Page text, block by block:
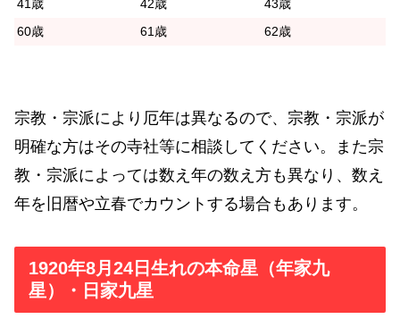
41歳
42歳
43歳
60歳
61歳 62歳
宗教・宗派により厄年は異なるので、宗教・宗派が
明確な方はその寺社等に相談してください。また宗
教・宗派によっては数え年の数え方も異なり、数え
年を旧暦や立春でカウントする場合もあります。
1920年8月24日生れの本命星（年家九
星）・日家九星